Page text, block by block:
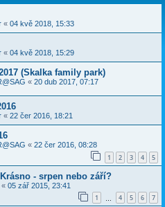
« 04 kvě 2018, 15:33
« 04 kvě 2018, 15:29
(Skalka family park)
« 20 dub 2017, 07:17
« 22 čer 2016, 18:21
« 22 čer 2016, 08:28
1 2 3 4 5
- srpen nebo září?
« 05 zář 2015, 23:41
1 4 5 6 7